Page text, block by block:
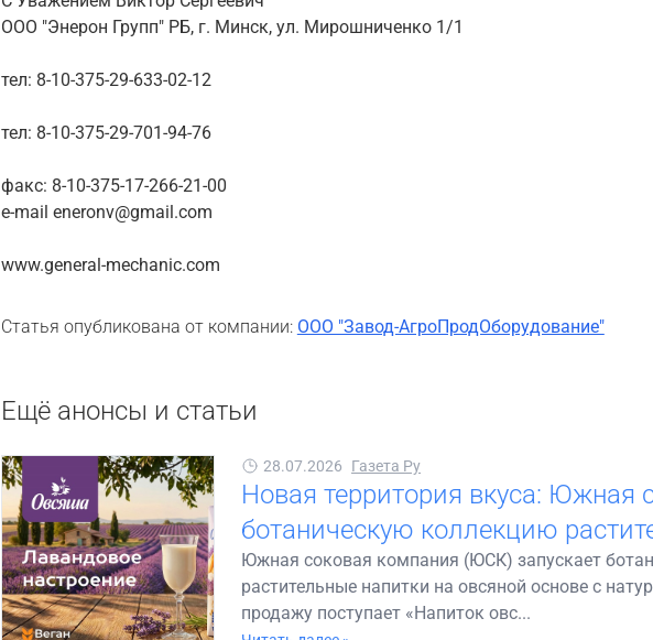
ООО "Энерон Групп" РБ, г. Минск, ул. Мирошниченко 1/1
тел: 8-10-375-29-633-02-12
тел: 8-10-375-29-701-94-76
факс: 8-10-375-17-266-21-00
e-mail eneronv@gmail.com
www.general-mechanic.com
Статья опубликована от компании: ООО "Завод-АгроПродОборудование"
Ещё анонсы и статьи
28.07.2026 Газета Ру
Новая территория вкуса: Южная
ботаническую коллекцию
Южная соковая компания (ЮСК) запускает
растительные напитки на овсяной основе с
продажу поступает «Напиток овс...